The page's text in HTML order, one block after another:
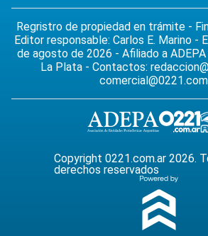
Regristro de propiedad en trámite -
Editor responsable: Carlos E. Marino -
de agosto de 2026 - Afiliado a
La Plata - Contactos:
Copyright 0221.com.ar 2026.
derechos reservados